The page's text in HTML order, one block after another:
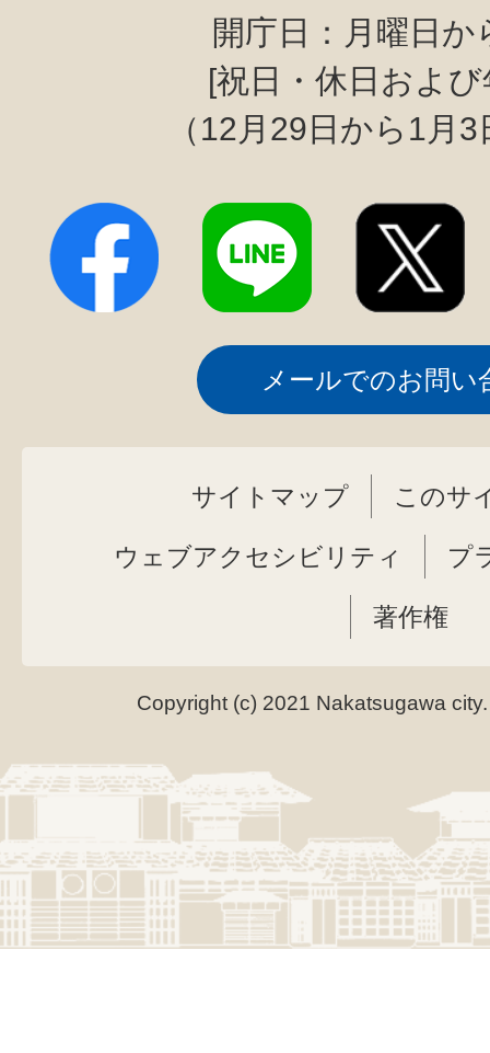
開庁日：月曜日か
[祝日・休日およ
（12月29日から1月
メールでのお問い
サイトマップ このサ
ウェブアクセシビリティ プ
著作権
Copyright (c) 2021 Nakatsugawa